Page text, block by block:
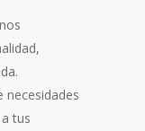
necesidades
tus